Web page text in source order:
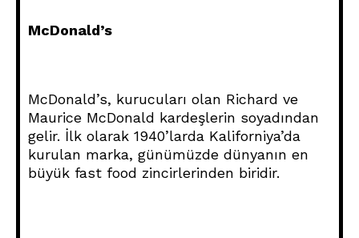
McDonald’s
McDonald’s, kurucuları olan Richard ve
Maurice McDonald kardeşlerin soyadından
gelir. İlk olarak 1940’larda Kaliforniya’da
kurulan marka, günümüzde dünyanın en
büyük fast food zincirlerinden biridir.